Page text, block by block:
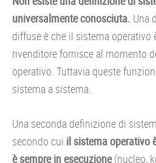
universalmente conosciuta. Una
diffuse è che il sistema operativo
rivenditore fornisce al momento
operativo. Tuttavia queste
sistema a sistema.
Una seconda definizione di
secondo cui il sistema operativo
è sempre in esecuzione(nucleo,